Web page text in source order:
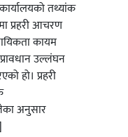
तथ्यांक
प्रहरी आचरण
कायम
उल्लंघन
हो। प्रहरी
अनुसार